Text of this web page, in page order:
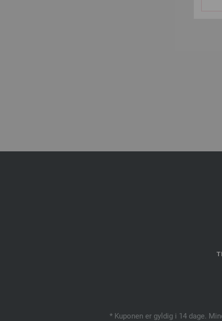
* Kuponen er gyldig i 14 dage.